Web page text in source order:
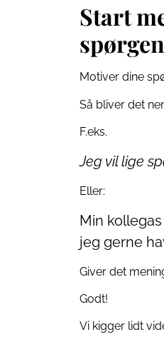
Start
Motiver dine
Så bliver det
F.eks.
Jeg vil lige
Eller:
Min
jeg gerne
Giver det
Godt!
Vi kigger lidt